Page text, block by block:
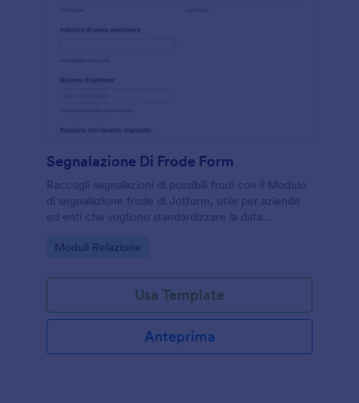
Segnalazione Di Frode Form
Raccogli segnalazioni di possibili frodi con il Modulo
di segnalazione frode di Jotform, utile per aziende
ed enti che vogliono standardizzare la data
submission in modo ordinato.
Go to Category:
Moduli Relazione
Usa Template
Anteprima